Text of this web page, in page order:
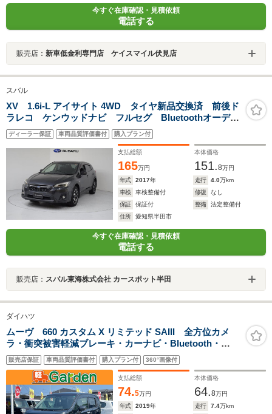
今すぐ在庫確認・見積依頼
電話する
販売店： 新車低金利専門店 ケイスマイル伏見店
スバル
XV 1.6i-L アイサイト 4WD タイヤ新品交換済 前後ド
ラレコ ケンウッドナビ フルセグ Bluetoothオーディ
オ USB バックカメラ ETC2.0 ハイビームアシス
ト リヤビークルディテクション LEDヘッドライト
ディーラー保証 車両品質評価書付 購入プラン付
支払総額
165万円
本体価格
151.8万円
年式
2017年 走行 4.0万km
車検
車検整備付 修復
なし
保証
保証付 整備
法定整備付
住所
愛知県半田市
今すぐ在庫確認・見積依頼
電話する
販売店： スバル東海株式会社 カースポット半田
ダイハツ
ムーヴ 660 カスタム X リミテッド SAIII 全方位カメ
ラ・衝突被害軽減ブレーキ・カーナビ・Bluetooth・
ETC・禁煙車・フルセグTV・CD/DVD再生・スマートキ
ー&プッシュスタート・ベンチシート・ルームクリーニン
販売店保証 車両品質評価書付 購入プラン付 360°画像付
支払総額
74.5万円
本体価格
64.8万円
年式
2019年 走行 7.4万km